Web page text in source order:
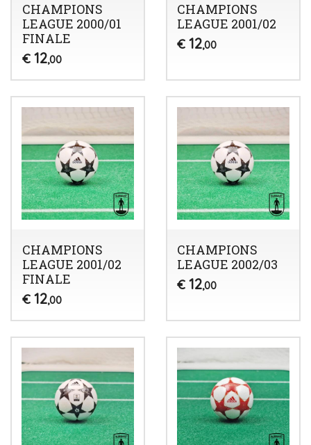
CHAMPIONS
LEAGUE 2000/01
FINALE
€ 12,00
CHAMPIONS
LEAGUE 2001/02
€ 12,00
CHAMPIONS
LEAGUE 2001/02
FINALE
€ 12,00
CHAMPIONS
LEAGUE 2002/03
€ 12,00